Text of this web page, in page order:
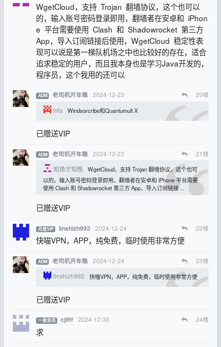
WgetCloud，支持 Trojan 翻墙协议，这个也可以
的，输入账号密码登录即用，翻墙者在安卓和 iPhon
e 平台需要使用 Clash 和 Shadowrocket 第三方
App，导入订阅链接后使用，WgetCloud 稳定性表
现可以说是第一梯队机场之中也比较好的存在，适合
追求稳定的用户，而且我本身也是学习Java开发的，
程序员，这个我用的还可以
ADM 老司机开车稳 2024-12-23 20楼
hlls
Windsorcribe和Quantumult X
已赠送VIP
ADM 老司机开车稳 2024-12-23 21楼
知挽才知晚
WgetCloud，支持 Trojan 翻墙协议，这个也可
以的，输入账号密码登录即用，翻墙者在安卓和 iPhone 平台需要
使用 Clash 和 Shadowrocket 第三方 App，导入订阅链接 ...
已赠送VIP
月度VIP linshizh992 2024-12-24 22楼
快喵VPN，APP，纯免费，临时使用非常方便
ADM 老司机开车稳 2024-12-24 23楼
linshizh992
快喵VPN，APP，纯免费，临时使用非常方便
已赠送VIP
一星会员 cjlfff 2024-12-30 24楼
求